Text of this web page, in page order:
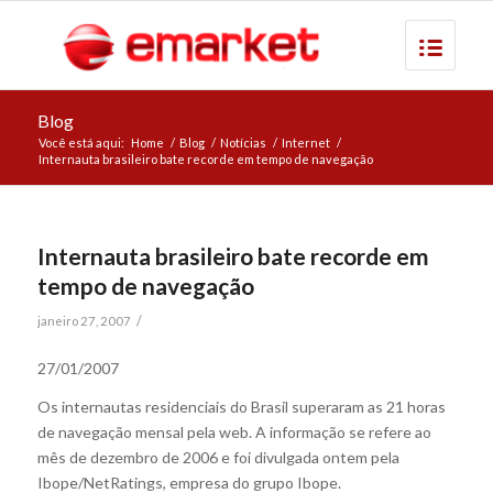
Blog
Você está aqui: Home / Blog / Notícias / Internet /
Internauta brasileiro bate recorde em tempo de navegação
Internauta brasileiro bate recorde em
tempo de navegação
janeiro 27, 2007 /
27/01/2007
Os internautas residenciais do Brasil superaram as 21 horas
de navegação mensal pela web. A informação se refere ao
mês de dezembro de 2006 e foi divulgada ontem pela
Ibope/NetRatings, empresa do grupo Ibope.